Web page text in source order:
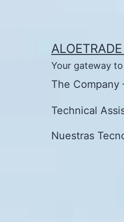
Your gateway
The Company
Technical
Nuestras